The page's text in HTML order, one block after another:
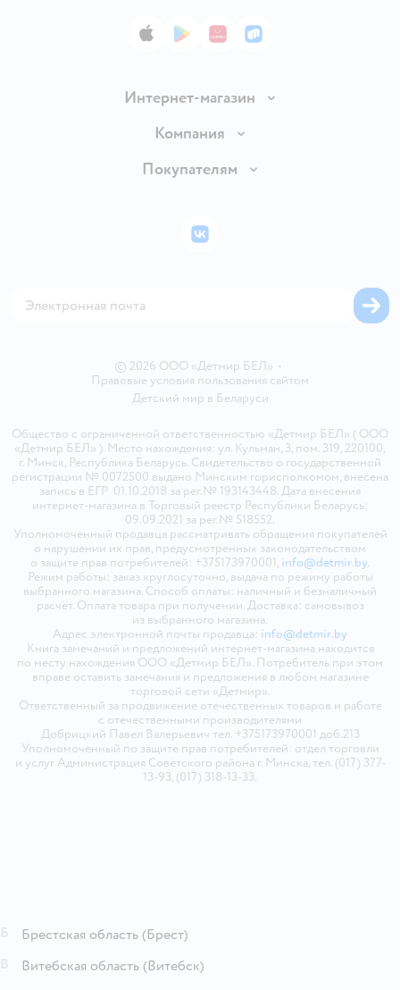
App StoreGoogle Play
AppGallery
RuStore
Интернет-магазин
Доставка и оплата
Правила продажи
Политика использования файлов cookie
Компания
Вакансии
Покупателям
Бонусные карты
© 2026 ООО «Детмир БЕЛ» •
Правовые условия пользования сайтом
Детский мир в Беларуси
Общество с ограниченной ответственностью «Детмир БЕЛ» ( ООО
«Детмир БЕЛ» ). Место нахождения: ул. Кульман, 3, пом. 319, 220100,
г. Минск, Республика Беларусь. Свидетельство о государственной
регистрации № 0072500 выдано Минским горисполкомом, внесена
запись в ЕГР 01.10.2018 за рег.№ 193143448. Дата внесения
интернет-магазина в Торговый реестр Республики Беларусь:
09.09.2021 за рег.№ 518552.
Уполномоченный продавца рассматривать обращения покупателей
о нарушении их прав, предусмотренных законодательством
о защите прав потребителей: +375173970001, info@detmir.by.
Режим работы: заказ круглосуточно, выдача по режиму работы
выбранного магазина. Способ оплаты: наличный и безналичный
расчёт. Оплата товара при получении. Доставка: самовывоз
из выбранного магазина.
Адрес электронной почты продавца: info@detmir.by
Книга замечаний и предложений интернет-магазина находится
по месту нахождения ООО «Детмир БЕЛ». Потребитель при этом
вправе оставить замечания и предложения в любом магазине
торговой сети «Детмир».
Ответственный за продвижение отечественных товаров и работе
с отечественными производителями
Добрицкий Павел Валерьевич тел. +375173970001 доб.213
Уполномоченный по защите прав потребителей: отдел торговли
и услуг Администрация Советского района г. Минска, тел. (017) 377-
13-93, (017) 318-13-33.
ВКонтакте
Брестская область (Брест)
Витебская область (Витебск)